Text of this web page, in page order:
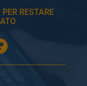
RESTARE